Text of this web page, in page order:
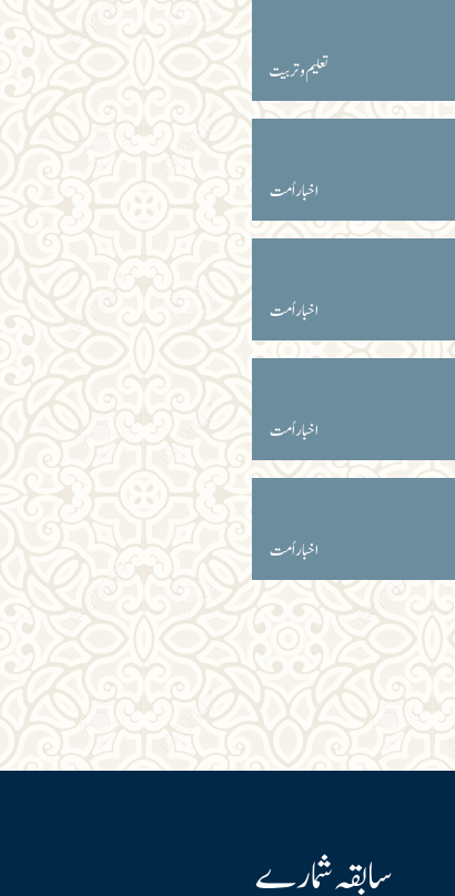
تعلیم و تربیت
اخبار اُمت
اخبار اُمت
اخبار اُمت
اخبار اُمت
سابقہ شمارے